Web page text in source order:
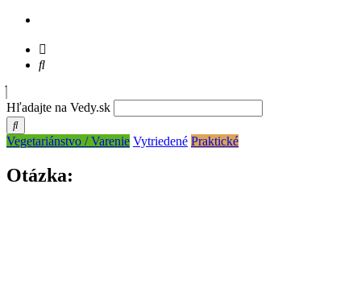
Hľadajte na Vedy.sk
Vegetariánstvo / Varenie Vytriedené Praktické
Otázka: